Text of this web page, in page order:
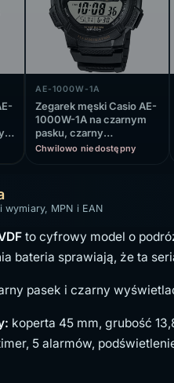
AE-1000W-1A
Zegarek męski Casio AE-
1000W-1A na czarnym
pasku, czarny
wyświetlacz
Chwilowo niedostępny
MPN i EAN
to cyfrowy model o
bateria sprawiają, że ta
pasek i czarny
koperta 45 mm, grubość
5 alarmów,